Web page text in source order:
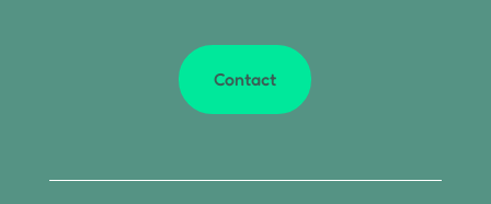
Contact